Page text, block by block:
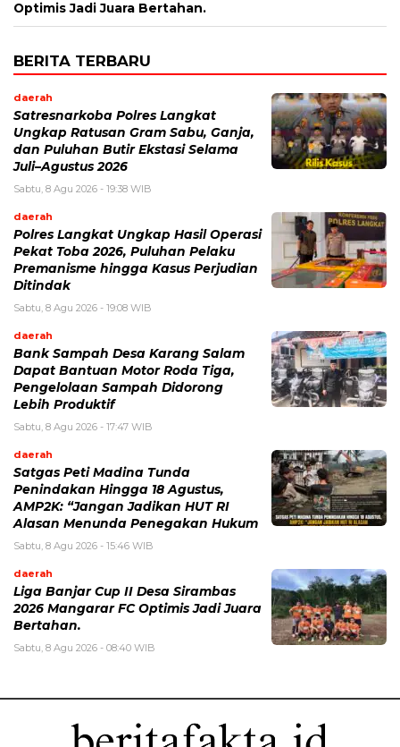
Optimis Jadi Juara Bertahan.
BERITA TERBARU
daerah
Satresnarkoba Polres Langkat
Ungkap Ratusan Gram Sabu, Ganja,
dan Puluhan Butir Ekstasi Selama
Juli–Agustus 2026
Sabtu, 8 Agu 2026 - 19:38 WIB
daerah
Polres Langkat Ungkap Hasil Operasi
Pekat Toba 2026, Puluhan Pelaku
Premanisme hingga Kasus Perjudian
Ditindak
Sabtu, 8 Agu 2026 - 19:08 WIB
daerah
Bank Sampah Desa Karang Salam
Dapat Bantuan Motor Roda Tiga,
Pengelolaan Sampah Didorong
Lebih Produktif
Sabtu, 8 Agu 2026 - 17:47 WIB
daerah
Satgas Peti Madina Tunda
Penindakan Hingga 18 Agustus,
AMP2K: “Jangan Jadikan HUT RI
Alasan Menunda Penegakan Hukum
Sabtu, 8 Agu 2026 - 15:46 WIB
daerah
Liga Banjar Cup II Desa Sirambas
2026 Mangarar FC Optimis Jadi Juara
Bertahan.
Sabtu, 8 Agu 2026 - 08:40 WIB